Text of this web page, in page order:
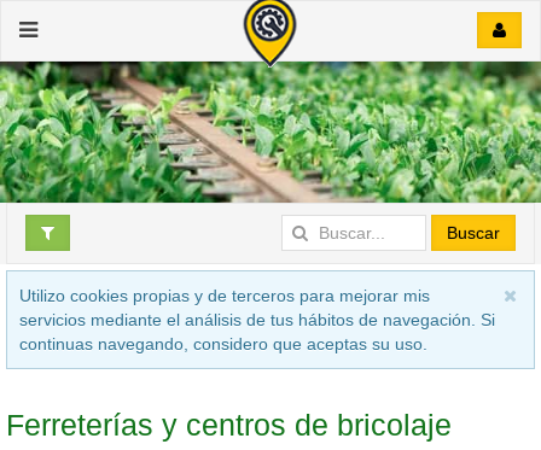
Buscar
Utilizo cookies propias y de terceros para mejorar mis
servicios mediante el análisis de tus hábitos de navegación. Si
continuas navegando, considero que aceptas su uso.
Ferreterías y centros de bricolaje